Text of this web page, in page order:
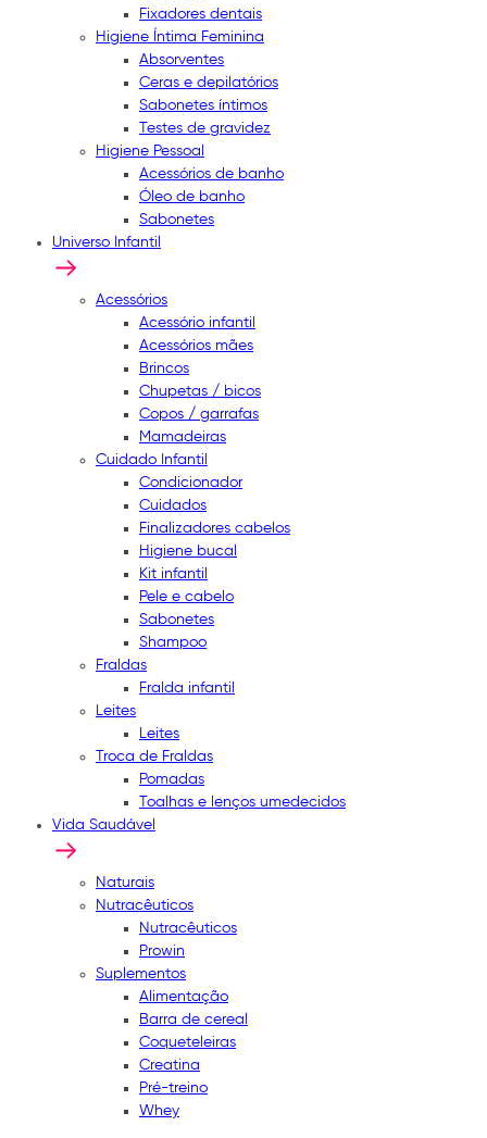
Fixadores dentais
Higiene Íntima Feminina
Absorventes
Ceras e depilatórios
Sabonetes íntimos
Testes de gravidez
Higiene Pessoal
Acessórios de banho
Óleo de banho
Sabonetes
Universo Infantil
Acessórios
Acessório infantil
Acessórios mães
Brincos
Chupetas / bicos
Copos / garrafas
Mamadeiras
Cuidado Infantil
Condicionador
Cuidados
Finalizadores cabelos
Higiene bucal
Kit infantil
Pele e cabelo
Sabonetes
Shampoo
Fraldas
Fralda infantil
Leites
Leites
Troca de Fraldas
Pomadas
Toalhas e lenços umedecidos
Vida Saudável
Naturais
Nutracêuticos
Nutracêuticos
Prowin
Suplementos
Alimentação
Barra de cereal
Coqueteleiras
Creatina
Pré-treino
Whey